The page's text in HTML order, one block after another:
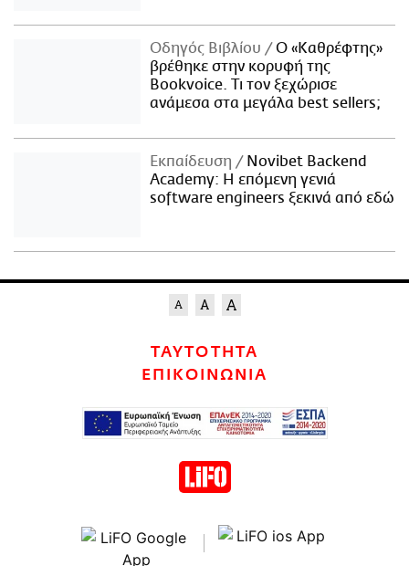
Οδηγός Βιβλίου
Ο «Καθρέφτης»
βρέθηκε στην κορυφή της
Bookvoice. Τι τον ξεχώρισε
ανάμεσα στα μεγάλα best sellers;
Εκπαίδευση
Novibet Backend
Academy: Η επόμενη γενιά
software engineers ξεκινά από εδώ
ΤΑΥΤΟΤΗΤΑ
ΕΠΙΚΟΙΝΩΝΙΑ